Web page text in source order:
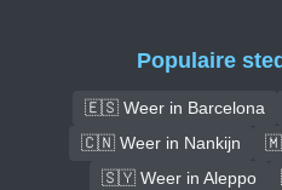
Populaire
🇪🇸 Weer in Barcelona
🇨🇳 Weer in Nankijn
🇸🇾 Weer in Aleppo